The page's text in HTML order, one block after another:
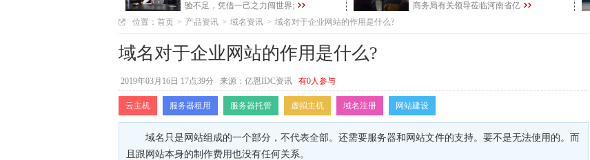
验不足，凭借一己之力闯世界;
商务局有关领导莅临河南省亿
位置： 首页 > 产品资讯 > 域名资讯 > 域名对于企业网站的作用是什么?
域名对于企业网站的作用是什么?
2019年03月16日 17点39分 来源：亿恩IDC资讯 有0人参与
云主机 服务器租用 服务器托管 虚拟主机 域名注册 网站建设
域名只是网站组成的一个部分，不代表全部。还需要服务器和网站文件的支持。要不是无法使用的。而
且跟网站本身的制作费用也没有任何关系。